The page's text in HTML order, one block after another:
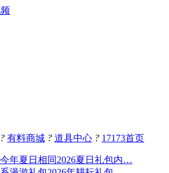
? 有料商城 ? 道具中心 ? 17173首页